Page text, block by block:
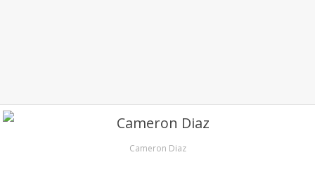
Cameron Diaz